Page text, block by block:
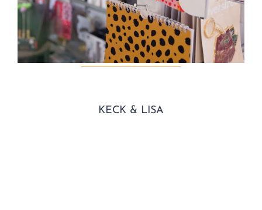
KECK & LISA